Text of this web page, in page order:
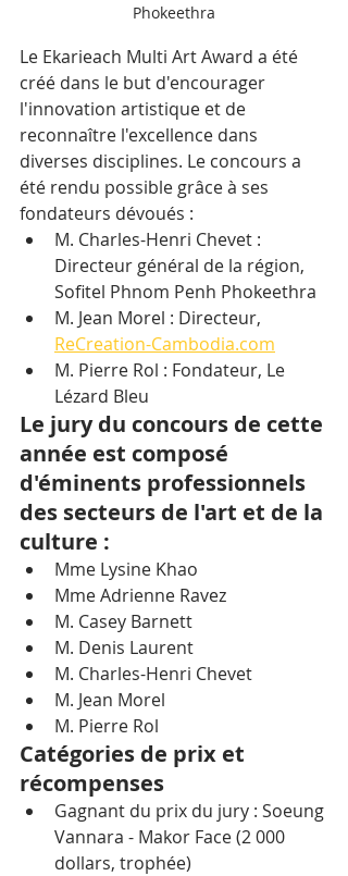
Phokeethra
Le Ekarieach Multi Art Award a été
créé dans le but d'encourager
l'innovation artistique et de
reconnaître l'excellence dans
diverses disciplines. Le concours a
été rendu possible grâce à ses
fondateurs dévoués :
M. Charles-Henri Chevet :
Directeur général de la région,
Sofitel Phnom Penh Phokeethra
M. Jean Morel : Directeur,
ReCreation-Cambodia.com
M. Pierre Rol : Fondateur, Le
Lézard Bleu
Le jury du concours de cette
année est composé
d'éminents professionnels
des secteurs de l'art et de la
culture :
Mme Lysine Khao
Mme Adrienne Ravez
M. Casey Barnett
M. Denis Laurent
M. Charles-Henri Chevet
M. Jean Morel
M. Pierre Rol
Catégories de prix et
récompenses
Gagnant du prix du jury : Soeung
Vannara - Makor Face (2 000
dollars, trophée)